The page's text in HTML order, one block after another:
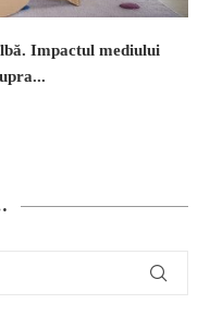
Impactul mediului